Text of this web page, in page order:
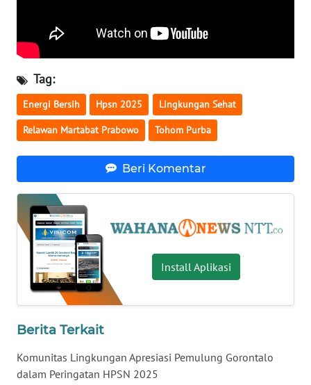
Tag:
Energi Bersih Hpsn 2025 Lingkungan Sehat
Relawan Martabat Prabowo Tohom Purba
Beri Komentar
Install Aplikasi
Berita Terkait
Komunitas Lingkungan Apresiasi Pemulung Gorontalo
dalam Peringatan HPSN 2025
SULTENG
WN
SULBAR
BABEL
WN
SUMBAR
WN
SUMSEL
BENGKULU
WN